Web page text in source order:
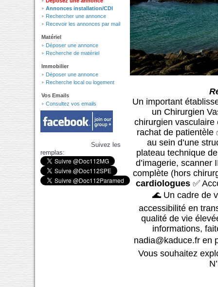
Annonces installation/CDI
Rechercher une annonce
Recevoir les annonces par mail
Matériel
Déposer une annonce
Recherche de matériel
Immobilier
Déposer une annonce
Recherche local ou logement
Vos Emails
Consultez vos emails
Suivez les
remplas:
Un important
un Chirurgien
chirurgien vasculaire
rachat de patientèle
au sein d’une
plateau technique
d’imagerie, scanner
complète (hors
cardiologues ✅
🌊 Un cadre de
accessibilité en
qualité de vie
informations,
nadia@kaduce.fr en
Vous souhaitez